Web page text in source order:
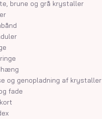
brune og grå krystaller
og genopladning af krystaller
fade